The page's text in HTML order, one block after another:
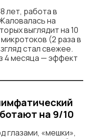
лет, работа в
на
выглядит на 10
(2 раза в
стал свежее.
4 месяца — эффект
на 9/10
глазами, «мешки»,